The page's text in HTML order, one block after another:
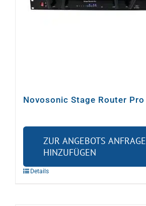
Novosonic Stage Router Pro
ZUR ANGEBOTS ANFRAGE
HINZUFÜGEN
Details